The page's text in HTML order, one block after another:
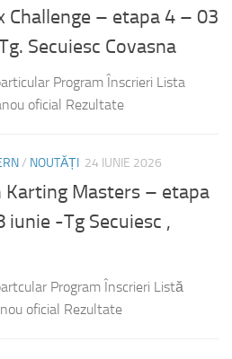
Challenge – etapa 4 – 03
Secuiesc Covasna
Program Înscrieri Lista
oficial Rezultate
/ NOUTĂȚI 24 IUNIE 2026
Karting Masters – etapa
iunie -Tg Secuiesc ,
Program Înscrieri Listă
oficial Rezultate